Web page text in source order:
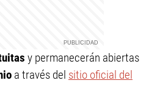
y permanecerán abiertas
a través del sitio oficial del